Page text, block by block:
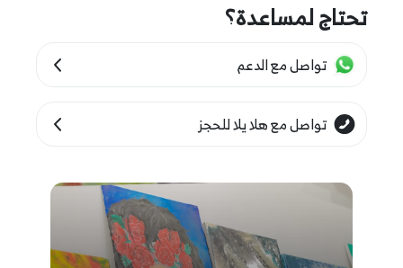
تحتاج لمساعدة؟
تواصل مع الدعم
تواصل مع هلا يلا للحجز